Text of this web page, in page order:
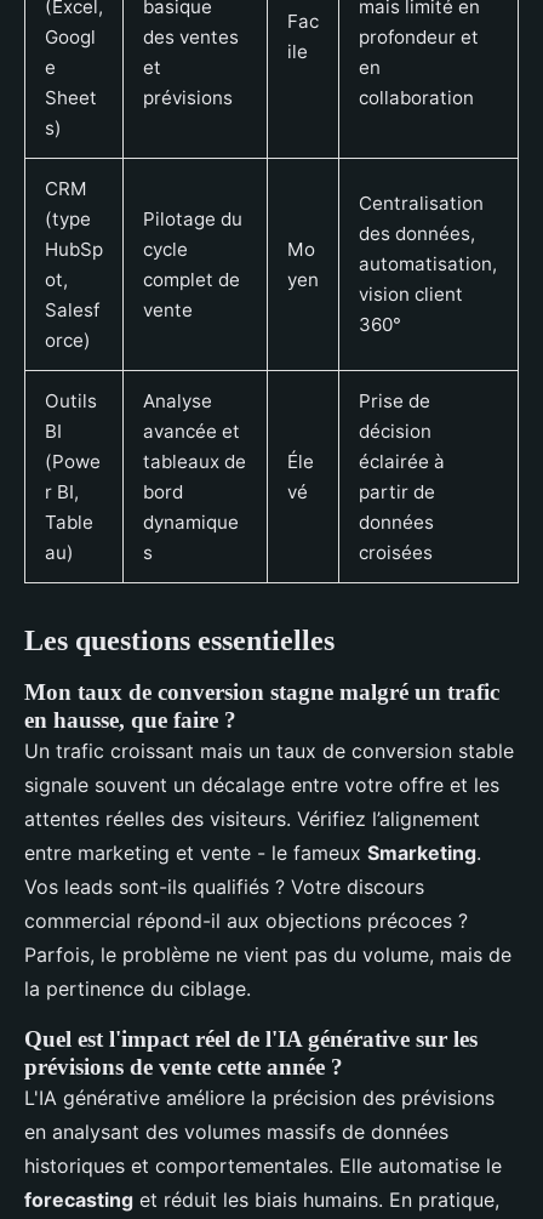
(Excel,
Googl
e
Sheet
s)
basique
des ventes
et
prévisions
Fac
ile
mais limité en
profondeur et
en
collaboration
CRM
(type
HubSp
ot,
Salesf
orce)
Pilotage du
cycle
complet de
vente
Mo
yen
Centralisation
des données,
automatisation,
vision client
360°
Outils
BI
(Powe
r BI,
Table
au)
Analyse
avancée et
tableaux de
bord
dynamique
s
Éle
vé
Prise de
décision
éclairée à
partir de
données
croisées
Les questions essentielles
Mon taux de conversion stagne malgré un trafic
en hausse, que faire ?
Un trafic croissant mais un taux de conversion stable
signale souvent un décalage entre votre offre et les
attentes réelles des visiteurs. Vérifiez l’alignement
entre marketing et vente - le fameux Smarketing.
Vos leads sont-ils qualifiés ? Votre discours
commercial répond-il aux objections précoces ?
Parfois, le problème ne vient pas du volume, mais de
la pertinence du ciblage.
Quel est l'impact réel de l'IA générative sur les
prévisions de vente cette année ?
L'IA générative améliore la précision des prévisions
en analysant des volumes massifs de données
historiques et comportementales. Elle automatise le
forecasting et réduit les biais humains. En pratique,